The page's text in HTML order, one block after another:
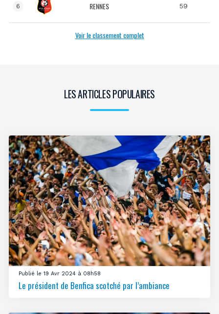
6 RENNES 59
Voir le classement complet
LES ARTICLES POPULAIRES
Publié le 19 Avr 2024 à 08h58
Le président de Benfica scotché par l’ambiance